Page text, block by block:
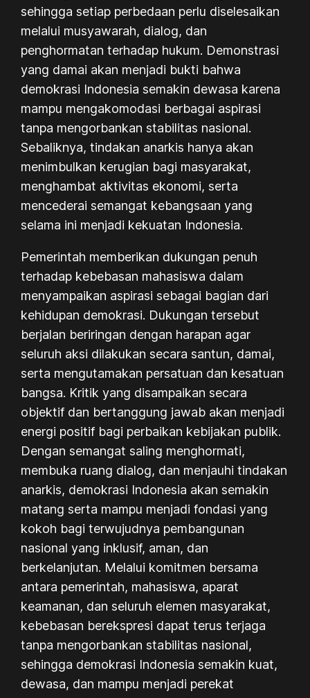
sehingga setiap perbedaan perlu diselesaikan
melalui musyawarah, dialog, dan
penghormatan terhadap hukum. Demonstrasi
yang damai akan menjadi bukti bahwa
demokrasi Indonesia semakin dewasa karena
mampu mengakomodasi berbagai aspirasi
tanpa mengorbankan stabilitas nasional.
Sebaliknya, tindakan anarkis hanya akan
menimbulkan kerugian bagi masyarakat,
menghambat aktivitas ekonomi, serta
mencederai semangat kebangsaan yang
selama ini menjadi kekuatan Indonesia.
Pemerintah memberikan dukungan penuh
terhadap kebebasan mahasiswa dalam
menyampaikan aspirasi sebagai bagian dari
kehidupan demokrasi. Dukungan tersebut
berjalan beriringan dengan harapan agar
seluruh aksi dilakukan secara santun, damai,
serta mengutamakan persatuan dan kesatuan
bangsa. Kritik yang disampaikan secara
objektif dan bertanggung jawab akan menjadi
energi positif bagi perbaikan kebijakan publik.
Dengan semangat saling menghormati,
membuka ruang dialog, dan menjauhi tindakan
anarkis, demokrasi Indonesia akan semakin
matang serta mampu menjadi fondasi yang
kokoh bagi terwujudnya pembangunan
nasional yang inklusif, aman, dan
berkelanjutan. Melalui komitmen bersama
antara pemerintah, mahasiswa, aparat
keamanan, dan seluruh elemen masyarakat,
kebebasan berekspresi dapat terus terjaga
tanpa mengorbankan stabilitas nasional,
sehingga demokrasi Indonesia semakin kuat,
dewasa, dan mampu menjadi perekat